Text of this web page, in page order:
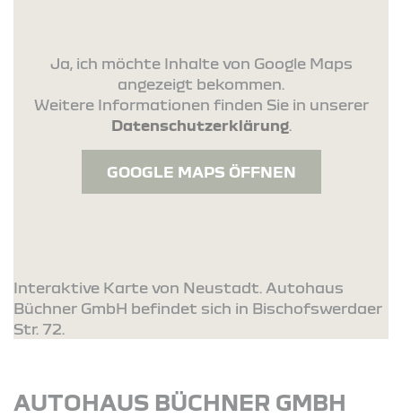
Ja, ich möchte Inhalte von Google Maps
angezeigt bekommen.
Weitere Informationen finden Sie in unserer
Datenschutzerklärung.
GOOGLE MAPS ÖFFNEN
Interaktive Karte von Neustadt. Autohaus
Büchner GmbH befindet sich in Bischofswerdaer
Str. 72.
AUTOHAUS BÜCHNER GMBH